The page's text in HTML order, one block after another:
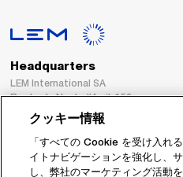
Headquarters
LEM International SA
Route du Nant-d’Avril, 152
1217 Meyrin
Switzerland
Tel. :
+41 22 706 11 11
クッキー情報
「すべての Cookie を受け入れ
イトナビゲーションを強化し、
し、弊社のマーケティング活動